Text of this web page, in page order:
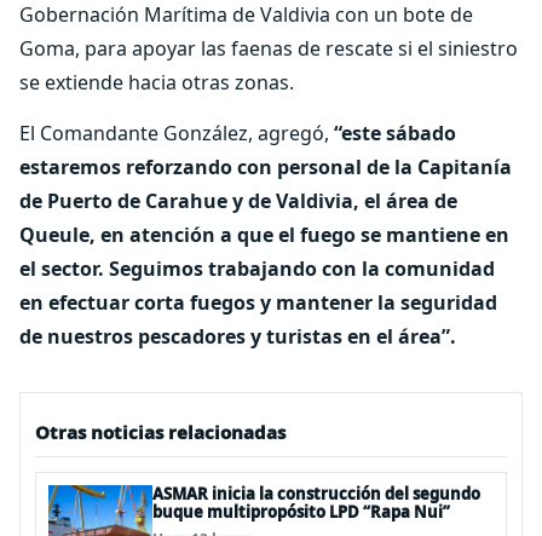
Gobernación Marítima de Valdivia con un bote de
Goma, para apoyar las faenas de rescate si el siniestro
se extiende hacia otras zonas.
El Comandante González, agregó, “este sábado
estaremos reforzando con personal de la Capitanía
de Puerto de Carahue y de Valdivia, el área de
Queule, en atención a que el fuego se mantiene en
el sector. Seguimos trabajando con la comunidad
en efectuar corta fuegos y mantener la seguridad
de nuestros pescadores y turistas en el área”.
Otras noticias relacionadas
ASMAR inicia la construcción del segundo
buque multipropósito LPD “Rapa Nui”